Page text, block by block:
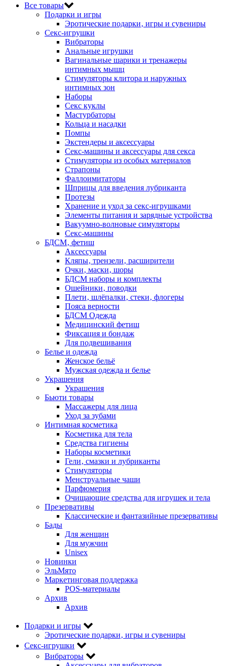
Все товары
Подарки и игры
Эротические подарки‚ игры и сувениры
Секс-игрушки
Вибраторы
Анальные игрушки
Вагинальные шарики и тренажеры
интимных мышц
Стимуляторы клитора и наружных
интимных зон
Наборы
Секс куклы
Мастурбаторы
Кольца и насадки
Помпы
Экстендеры и аксессуары
Секс-машины и аксессуары для секса
Стимуляторы из особых материалов
Страпоны
Фаллоимитаторы
Шприцы для введения лубриканта
Протезы
Хранение и уход за секс-игрушками
Элементы питания и зарядные устройства
Вакуумно-волновые симуляторы
Секс-машины
БДСМ‚ фетиш
Аксессуары
Кляпы‚ трензели‚ расширители
Очки‚ маски‚ шоры
БДСМ наборы и комплекты
Ошейники‚ поводки
Плети‚ шлёпалки‚ стеки‚ флогеры
Пояса верности
БДСМ Одежда
Медицинский фетиш
Фиксация и бондаж
Для подвешивания
Белье и одежда
Женское бельё
Мужская одежда и белье
Украшения
Украшения
Бьюти товары
Массажеры для лица
Уход за зубами
Интимная косметика
Косметика для тела
Средства гигиены
Наборы косметики
Гели‚ смазки и лубриканты
Стимуляторы
Менструальные чаши
Парфюмерия
Очищающие средства для игрушек и тела
Презервативы
Классические и фантазийные презервативы
Бады
Для женщин
Для мужчин
Unisex
Новинки
ЭльМято
Маркетинговая поддержка
POS-материалы
Архив
Архив
Подарки и игры
Эротические подарки‚ игры и сувениры
Секс-игрушки
Вибраторы